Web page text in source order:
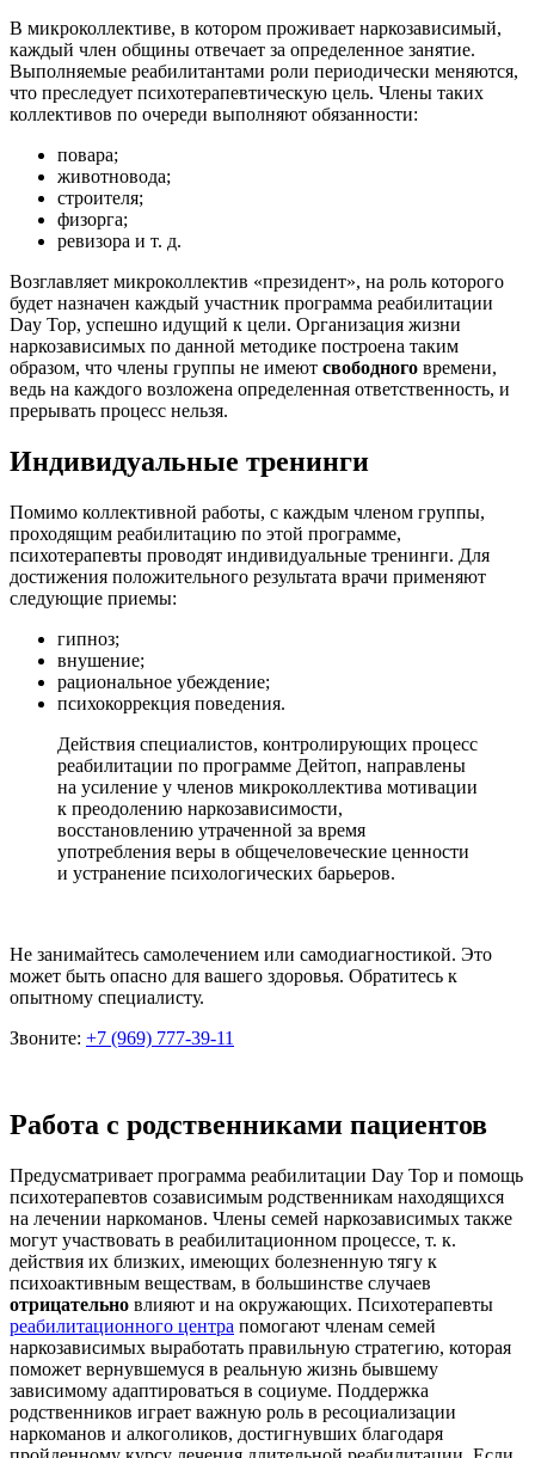
В микроколлективе, в котором проживает наркозависимый,
каждый член общины отвечает за определенное занятие.
Выполняемые реабилитантами роли периодически меняются,
что преследует психотерапевтическую цель. Члены таких
коллективов по очереди выполняют обязанности:
повара;
животновода;
строителя;
физорга;
ревизора и т. д.
Возглавляет микроколлектив «президент», на роль которого
будет назначен каждый участник программа реабилитации
Day Top, успешно идущий к цели. Организация жизни
наркозависимых по данной методике построена таким
образом, что члены группы не имеют свободного времени,
ведь на каждого возложена определенная ответственность, и
прерывать процесс нельзя.
Индивидуальные тренинги
Помимо коллективной работы, с каждым членом группы,
проходящим реабилитацию по этой программе,
психотерапевты проводят индивидуальные тренинги. Для
достижения положительного результата врачи применяют
следующие приемы:
гипноз;
внушение;
рациональное убеждение;
психокоррекция поведения.
Действия специалистов, контролирующих процесс
реабилитации по программе Дейтоп, направлены
на усиление у членов микроколлектива мотивации
к преодолению наркозависимости,
восстановлению утраченной за время
употребления веры в общечеловеческие ценности
и устранение психологических барьеров.
Не занимайтесь самолечением или самодиагностикой. Это
может быть опасно для вашего здоровья. Обратитесь к
опытному специалисту.
Звоните: +7 (969) 777-39-11
Работа с родственниками пациентов
Предусматривает программа реабилитации Day Top и помощь
психотерапевтов созависимым родственникам находящихся
на лечении наркоманов. Члены семей наркозависимых также
могут участвовать в реабилитационном процессе, т. к.
действия их близких, имеющих болезненную тягу к
психоактивным веществам, в большинстве случаев
отрицательно влияют и на окружающих. Психотерапевты
реабилитационного центра помогают членам семей
наркозависимых выработать правильную стратегию, которая
поможет вернувшемуся в реальную жизнь бывшему
зависимому адаптироваться в социуме. Поддержка
родственников играет важную роль в ресоциализации
наркоманов и алкоголиков, достигнувших благодаря